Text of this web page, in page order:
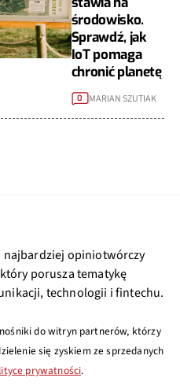
środowisko.
Sprawdź, jak
IoT pomaga
chronić planetę
0 MARIAN SZUTIAK
najbardziej opiniotwórczy
porusza tematykę
technologii i fintechu.
do witryn partnerów, którzy
się zyskiem ze sprzedanych
prywatności.